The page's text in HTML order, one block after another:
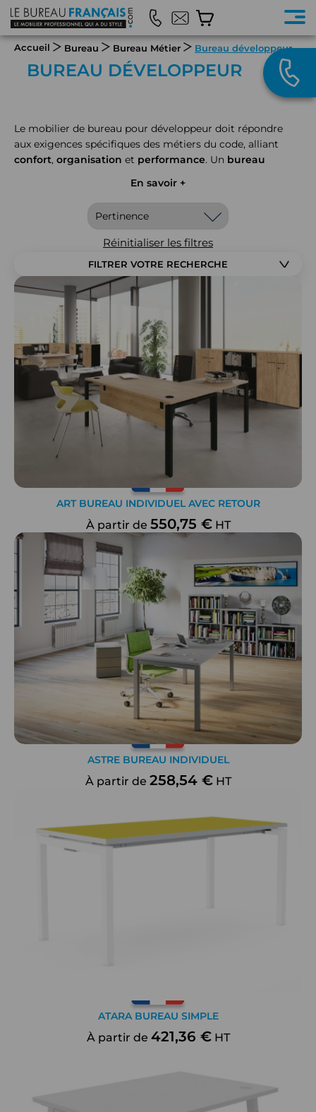
Accueil Bureau Bureau Métier Bureau développeur
BUREAU DÉVELOPPEUR
Le mobilier de bureau pour développeur doit répondre
aux exigences spécifiques des métiers du code, alliant
confort, organisation et performance. Un bureau
environnement optimal pour la productivité et le bien-
être du développeur. Que ce soit pour unsetup multi-
, la gestion dumatériel informatique
l'optimisation de l'espace de travail, chaque détail compte
En savoir +
Réinitialiser les filtres
FILTRER VOTRE RECHERCHE
ART BUREAU INDIVIDUEL AVEC RETOUR
À partir de 550,75 €HT
ASTRE BUREAU INDIVIDUEL
À partir de 258,54 €HT
ATARA BUREAU SIMPLE
À partir de 421,36 €HT